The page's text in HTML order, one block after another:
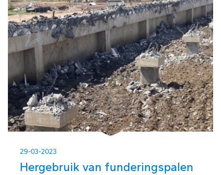
29-03-2023
Hergebruik van funderingspalen